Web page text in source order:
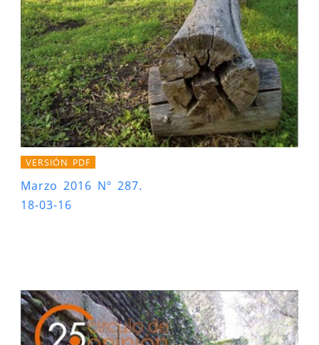
VERSIÓN PDF
Marzo 2016 Nº 287.
18-03-16